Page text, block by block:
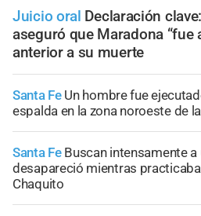
Juicio oral Declaración
aseguró que Maradona “fue
anterior a su muerte
Santa Fe Un hombre fue
espalda en la zona noroeste de
Santa Fe Buscan intensamente
desapareció mientras
Chaquito